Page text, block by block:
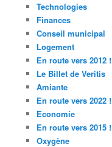
Technologies
Finances
Conseil municipal
Logement
En route vers 2012 !
Le Billet de Veritis
Amiante
En route vers 2022 !
Economie
En route vers 2015 !
Oxygène